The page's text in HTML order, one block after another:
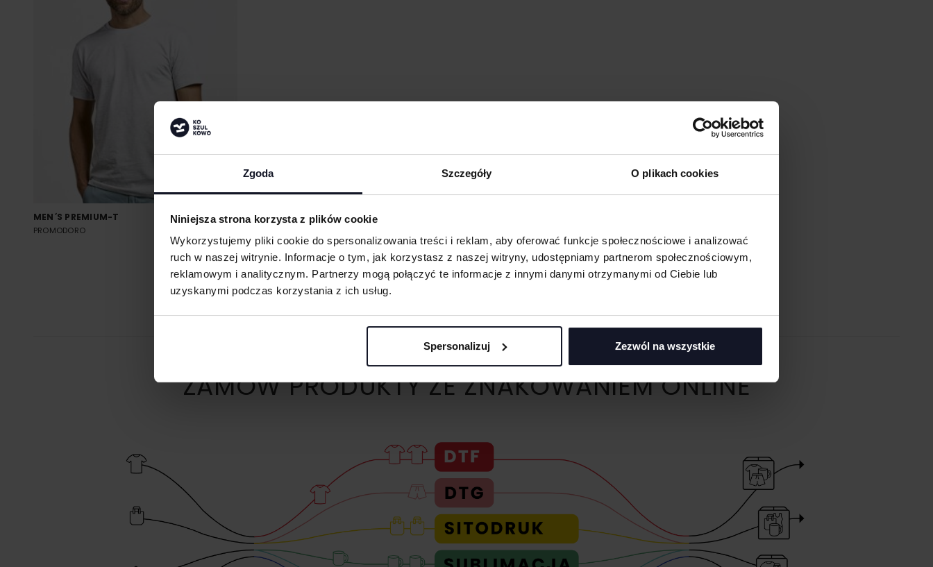
Zgoda Szczegóły O plikach cookies
Niniejsza strona korzysta z plików cookie
Wykorzystujemy pliki cookie do spersonalizowania treści i reklam, aby oferować funkcje społecznościowe i analizować
ruch w naszej witrynie. Informacje o tym, jak korzystasz z naszej witryny, udostępniamy partnerom społecznościowym,
reklamowym i analitycznym. Partnerzy mogą połączyć te informacje z innymi danymi otrzymanymi od Ciebie lub
uzyskanymi podczas korzystania z ich usług.
Spersonalizuj Zezwól na wszystkie
MEN´S PREMIUM-T
PROMODORO
ZAMÓW PRODUKTY ZE ZNAKOWANIEM ONLINE